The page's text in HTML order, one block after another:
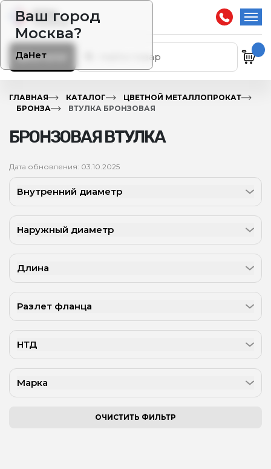
Ваш город
Москва?
ДаНет
Каталог
ГЛАВНАЯ КАТАЛОГ
ЦВЕТНОЙ МЕТАЛЛОПРОКАТ
БРОНЗА
ВТУЛКА БРОНЗОВАЯ
БРОНЗОВАЯ ВТУЛКА
Дата обновления: 03.10.2025
Внутренний диаметр
Наружный диаметр
Длина
Разлет фланца
НТД
Марка
ОЧИСТИТЬ ФИЛЬТР